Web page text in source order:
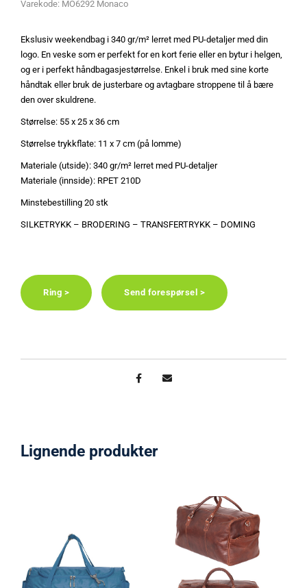
Varekode: MO6292 Monaco
Ekslusiv weekendbag i 340 gr/m² lerret med PU-detaljer med din
logo. En veske som er perfekt for en kort ferie eller en bytur i helgen,
og er i perfekt håndbagasjestørrelse. Enkel i bruk med sine korte
håndtak eller bruk de justerbare og avtagbare stroppene til å bære
den over skuldrene.
Størrelse: 55 x 25 x 36 cm
Størrelse trykkflate: 11 x 7 cm (på lomme)
Materiale (utside): 340 gr/m² lerret med PU-detaljer
Materiale (innside): RPET 210D
Minstebestilling 20 stk
SILKETRYKK – BRODERING – TRANSFERTRYKK – DOMING
Ring > Send forespørsel >
Lignende produkter